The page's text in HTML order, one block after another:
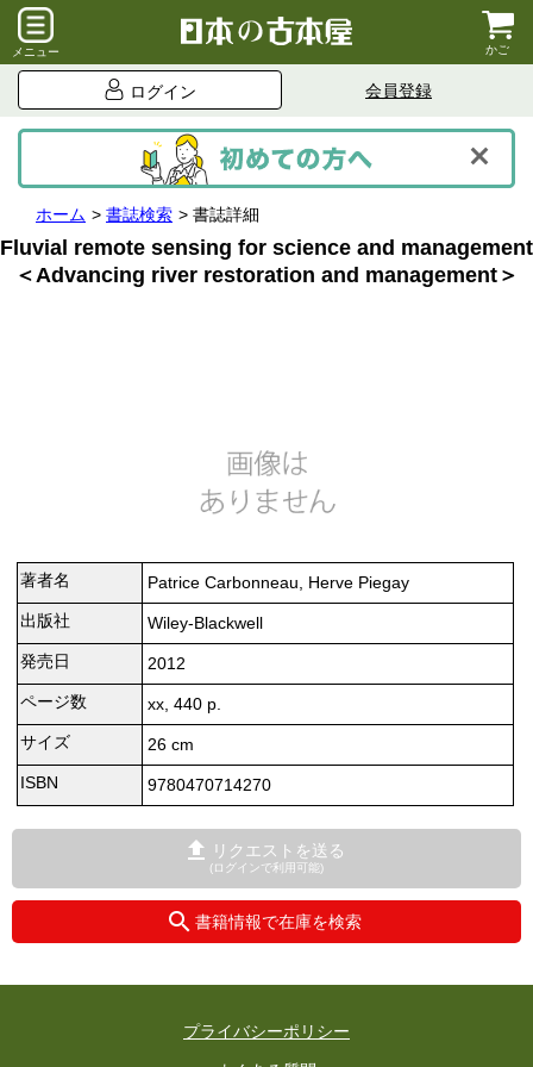
メニュー かご
ログイン 会員登録
ホーム 書誌検索 書誌詳細
Fluvial remote sensing for science and management
＜Advancing river restoration and management＞
著者名
Patrice Carbonneau, Herve Piegay
出版社
Wiley-Blackwell
発売日
2012
ページ数
xx, 440 p.
サイズ
26 cm
ISBN
9780470714270
リクエストを送る
(ログインで利用可能)
書籍情報で在庫を検索
プライバシーポリシー